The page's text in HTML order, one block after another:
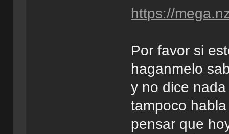
https://
Por favor si
haganmelo
y no dice
tampoco
pensar que